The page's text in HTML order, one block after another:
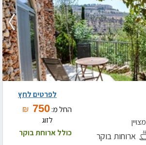
מצויין
ארוחות בוקר
החל מ:750
₪
לזוג
כולל ארוחת בוקר
לפרטים לחץ